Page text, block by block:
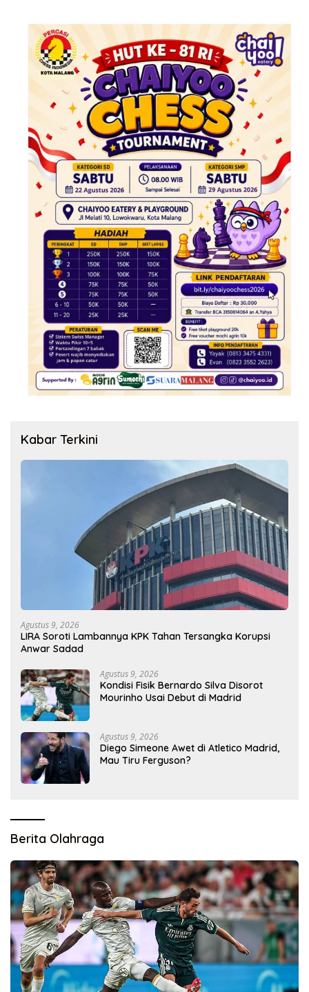
Kabar Terkini
Agustus 9, 2026
LIRA Soroti Lambannya KPK Tahan Tersangka Korupsi
Anwar Sadad
Agustus 9, 2026
Kondisi Fisik Bernardo Silva Disorot
Mourinho Usai Debut di Madrid
Agustus 9, 2026
Diego Simeone Awet di Atletico Madrid,
Mau Tiru Ferguson?
Berita Olahraga